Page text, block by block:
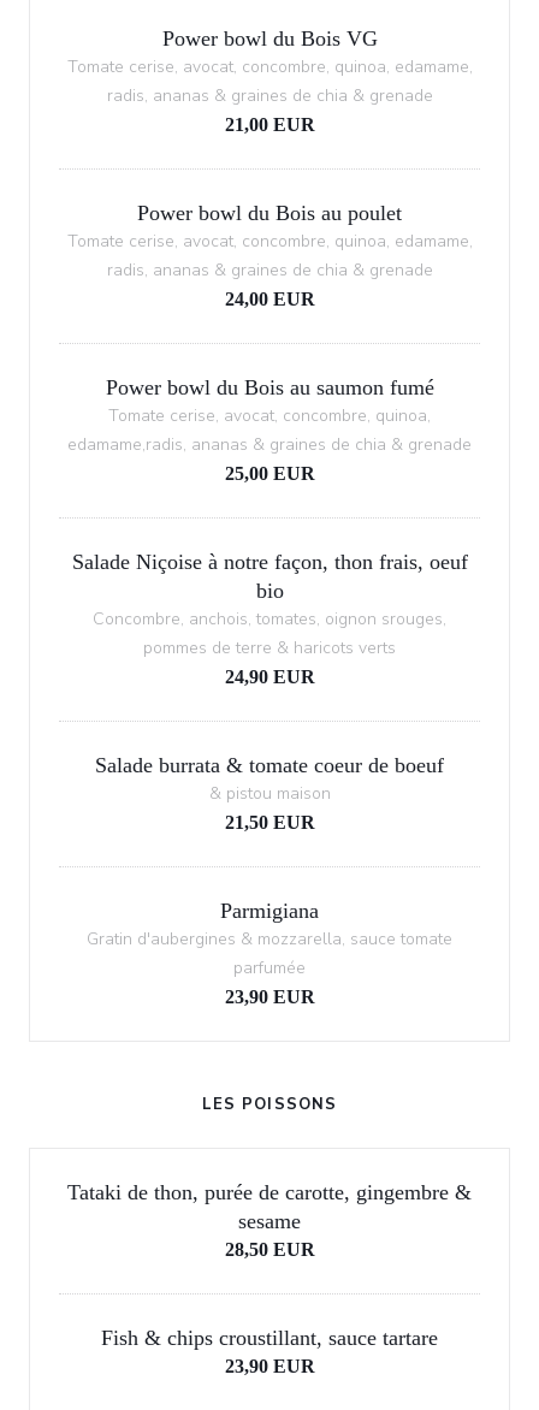
Power bowl du Bois VG
Tomate cerise, avocat, concombre, quinoa, edamame,
radis, ananas & graines de chia & grenade
21,00 EUR
Power bowl du Bois au poulet
Tomate cerise, avocat, concombre, quinoa, edamame,
radis, ananas & graines de chia & grenade
24,00 EUR
Power bowl du Bois au saumon fumé
Tomate cerise, avocat, concombre, quinoa,
edamame,radis, ananas & graines de chia & grenade
25,00 EUR
Salade Niçoise à notre façon, thon frais, oeuf
bio
Concombre, anchois, tomates, oignon srouges,
pommes de terre & haricots verts
24,90 EUR
Salade burrata & tomate coeur de boeuf
& pistou maison
21,50 EUR
Parmigiana
Gratin d'aubergines & mozzarella, sauce tomate
parfumée
23,90 EUR
LES POISSONS
Tataki de thon, purée de carotte, gingembre &
sesame
28,50 EUR
Fish & chips croustillant, sauce tartare
23,90 EUR